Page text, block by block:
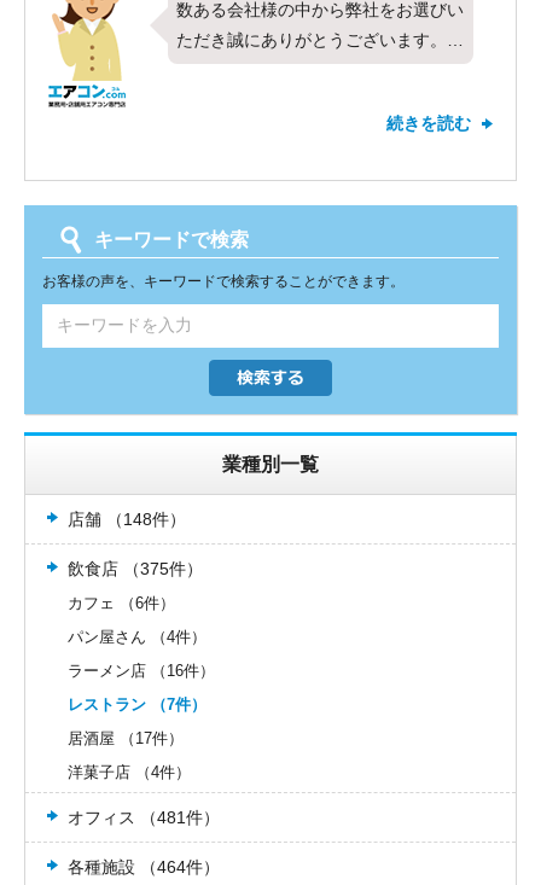
数ある会社様の中から弊社をお選びい
ただき誠にありがとうございます。
今回は業務用エアコンの天カセ4方向
弊社の工事士はスピーディーかつ丁寧
きになられたことがございましたら担
当者までお気軽にご連絡ください。今
続きを読む
キーワードで検索
お客様の声を、キーワードで検索することができます。
業種別一覧
店舗 （148件）
飲食店 （375件）
カフェ （6件）
パン屋さん （4件）
ラーメン店 （16件）
レストラン （7件）
居酒屋 （17件）
洋菓子店 （4件）
オフィス （481件）
各種施設 （464件）